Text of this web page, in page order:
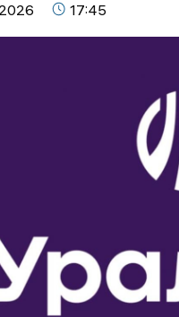
17:45